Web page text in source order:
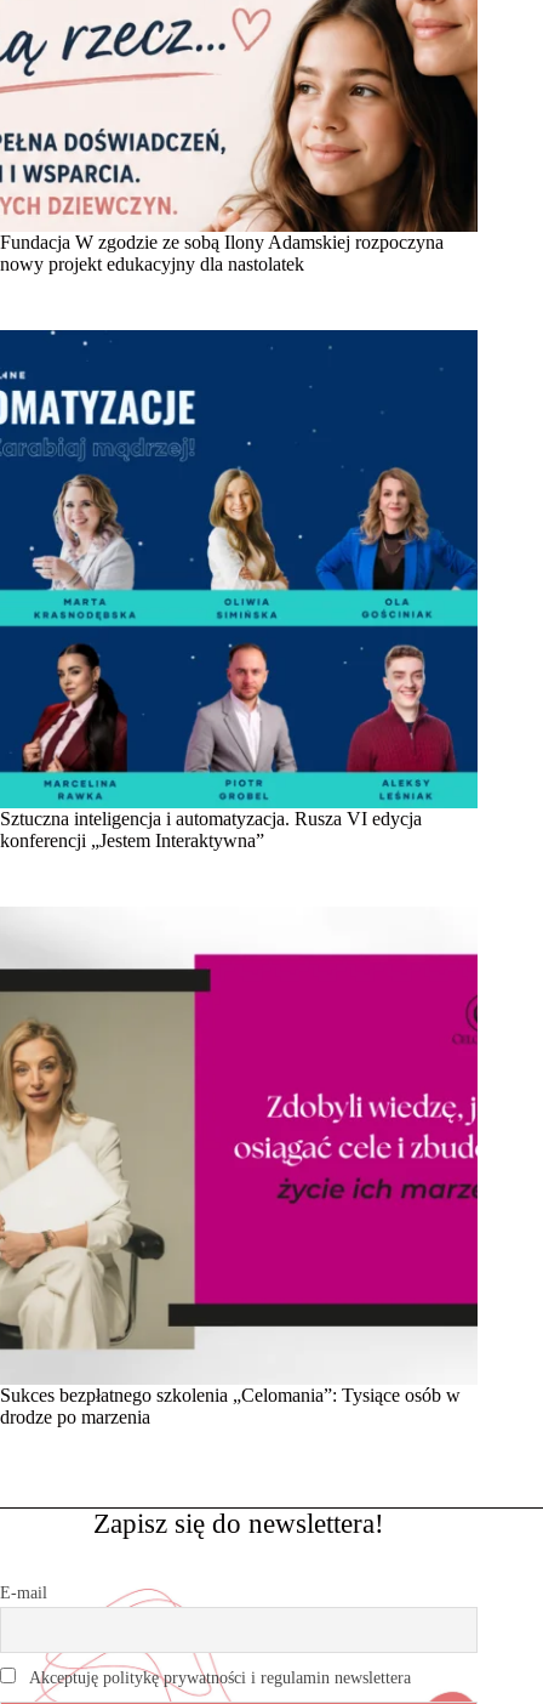
Fundacja W zgodzie ze sobą Ilony Adamskiej rozpoczyna
nowy projekt edukacyjny dla nastolatek
Sztuczna inteligencja i automatyzacja. Rusza VI edycja
konferencji „Jestem Interaktywna”
Sukces bezpłatnego szkolenia „Celomania”: Tysiące osób w
drodze po marzenia
Zapisz się do newslettera!
E-mail
Akceptuję politykę prywatności i regulamin newslettera